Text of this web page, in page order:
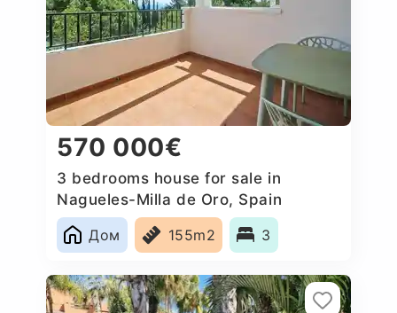
570 000€
3 bedrooms house for sale in
Nagueles-Milla de Oro, Spain
Дом
155m2 3